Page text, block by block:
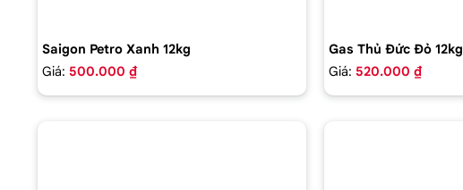
Saigon Petro Xanh 12kg
Giá: 500.000 ₫
Gas Thủ Đức Đỏ 12kg
Giá: 520.000 ₫